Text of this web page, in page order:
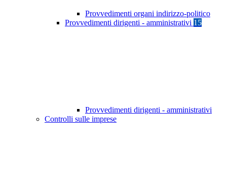
Provvedimenti organi indirizzo-politico
Provvedimenti dirigenti - amministrativi 15
Provvedimenti dirigenti - amministrativi
Controlli sulle imprese